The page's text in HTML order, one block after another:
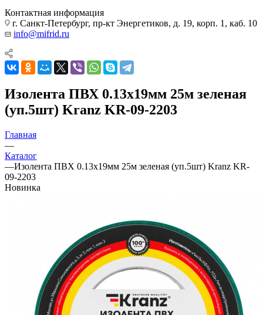
Контактная информация
г. Санкт-Петербург, пр-кт Энергетиков, д. 19, корп. 1, каб. 10
info@mifrid.ru
Изолента ПВХ 0.13х19мм 25м зеленая
(уп.5шт) Kranz KR-09-2203
Главная
—
Каталог
—Изолента ПВХ 0.13х19мм 25м зеленая (уп.5шт) Kranz KR-
09-2203
Новинка